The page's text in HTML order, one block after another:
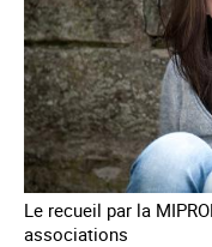
criminalité
forcée
en
Europe
Le recueil par la
associations